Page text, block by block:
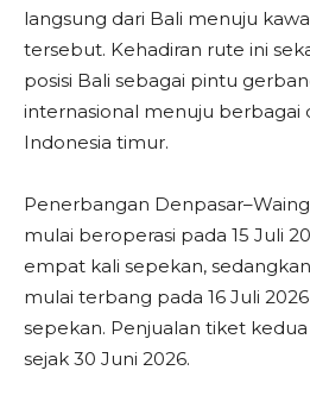
langsung dari Bali menuju
tersebut. Kehadiran rute ini
posisi Bali sebagai pintu
internasional menuju berbagai
Indonesia timur.
Penerbangan
mulai beroperasi pada 15 Juli
empat kali sepekan,
mulai terbang pada 16 Juli
sepekan. Penjualan tiket
sejak 30 Juni 2026.